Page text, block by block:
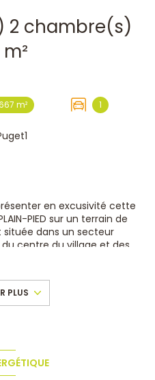
89 m²
m² 1
en excusivité cette
PIED sur un terrain de
située dans un secteur
du centre du village et des
SUD, une cuisine
salle de bains, un WC
mezzannine d'environ
sont sur plancher béton
visite virtuelle est disponible
PLUS